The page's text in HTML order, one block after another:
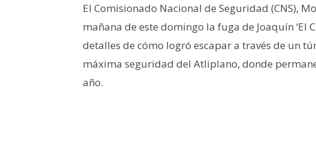
El Comisionado Nacional de Seguridad (CNS),
mañana de este domingo la fuga de Joaquín ‘El
detalles de cómo logró escapar a través de un
máxima seguridad del Atliplano, donde
año.